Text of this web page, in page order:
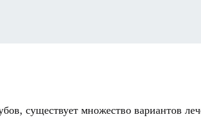
существует множество вариантов